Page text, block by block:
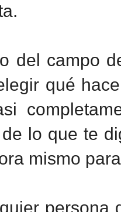
del campo
qué
lo que te
mismo
persona